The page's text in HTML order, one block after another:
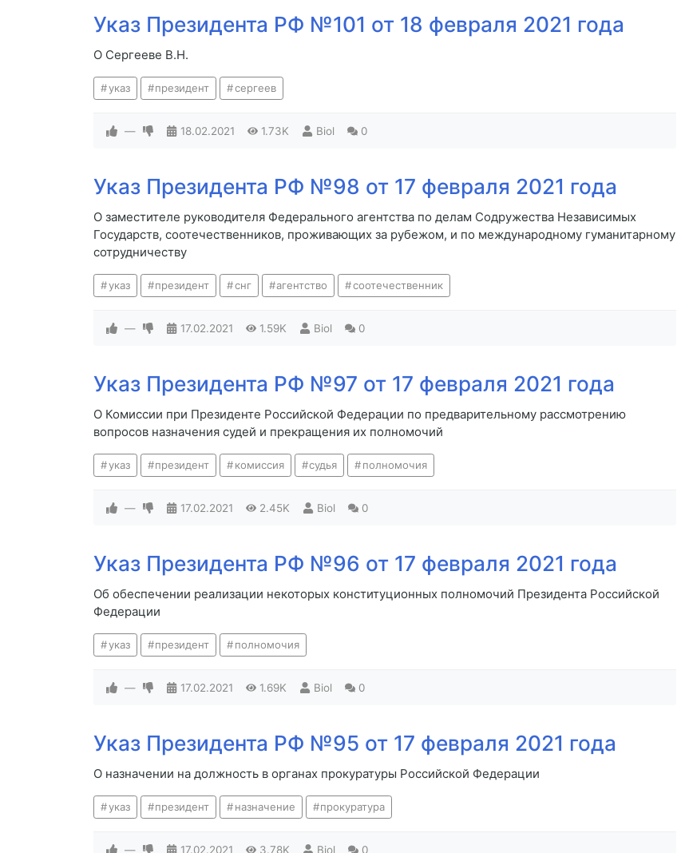
Указ Президента РФ №101 от 18 февраля 2021 года
О Сергееве В.Н.
указ президент сергеев
— 18.02.2021 1.73K Biol 0
Указ Президента РФ №98 от 17 февраля 2021 года
О заместителе руководителя Федерального агентства по делам Содружества Независимых
Государств, соотечественников, проживающих за рубежом, и по международному гуманитарному
сотрудничеству
указ президент снг агентство соотечественник
— 17.02.2021 1.59K Biol 0
Указ Президента РФ №97 от 17 февраля 2021 года
О Комиссии при Президенте Российской Федерации по предварительному рассмотрению
вопросов назначения судей и прекращения их полномочий
указ президент комиссия судья полномочия
— 17.02.2021 2.45K Biol 0
Указ Президента РФ №96 от 17 февраля 2021 года
Об обеспечении реализации некоторых конституционных полномочий Президента Российской
Федерации
указ президент полномочия
— 17.02.2021 1.69K Biol 0
Указ Президента РФ №95 от 17 февраля 2021 года
О назначении на должность в органах прокуратуры Российской Федерации
указ президент назначение прокуратура
— 17.02.2021 3.78K Biol 0